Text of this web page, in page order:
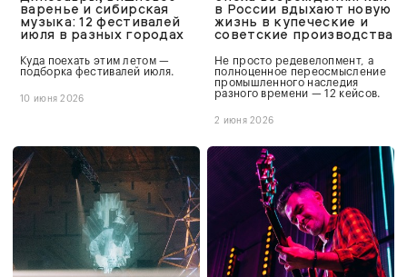
варенье и сибирская
музыка: 12 фестивалей
июля в разных городах
Куда поехать этим летом —
подборка фестивалей июля.
10 июня 2026
в России вдыхают новую
жизнь в купеческие и
советские производства
Не просто редевелопмент, а
полноценное переосмысление
промышленного наследия
разного времени — 12 кейсов.
2 июня 2026